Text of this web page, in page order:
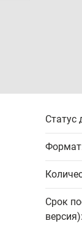
Статус
Срок
версия):